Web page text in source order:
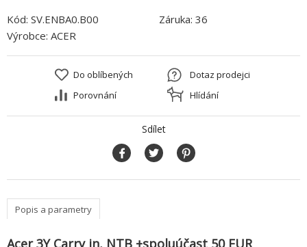
Kód: SV.ENBA0.B00 Záruka: 36
Výrobce: ACER
Do oblíbených
Porovnání
Dotaz prodejci
Hlídání
Sdílet
Popis a parametry